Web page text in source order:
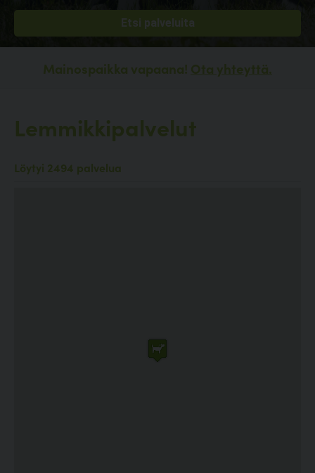
Mainospaikka vapaana! Ota yhteyttä.
Lemmikkipalvelut
Löytyi 2494 palvelua